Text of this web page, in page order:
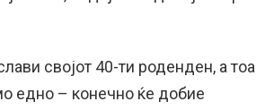
својот 40-ти роденден, а тоа
едно – конечно ќе добие